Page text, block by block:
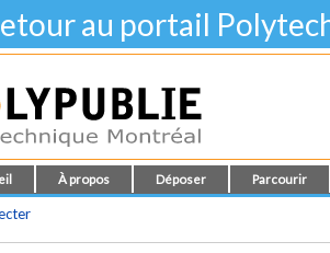
au portail
À propos Déposer Parcourir